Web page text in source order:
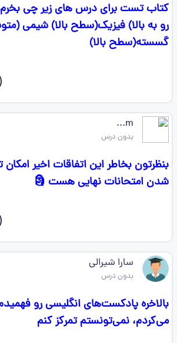
کتاب تست برای درس های زیر چی
رو به بالا) فیزیک(سطح بالا) شیمی
گسسته(سطح بالا)
m...
بدون درس
بنظرتون بخاطر این اتفاقات اخیر
شدن امتحانات نهایی هست 🗿
سارا شیرالی
بدون درس
بالاخره پادکست‌های انگلیسی رو
می‌کردم، نمی‌تونستم تمرکز کنم